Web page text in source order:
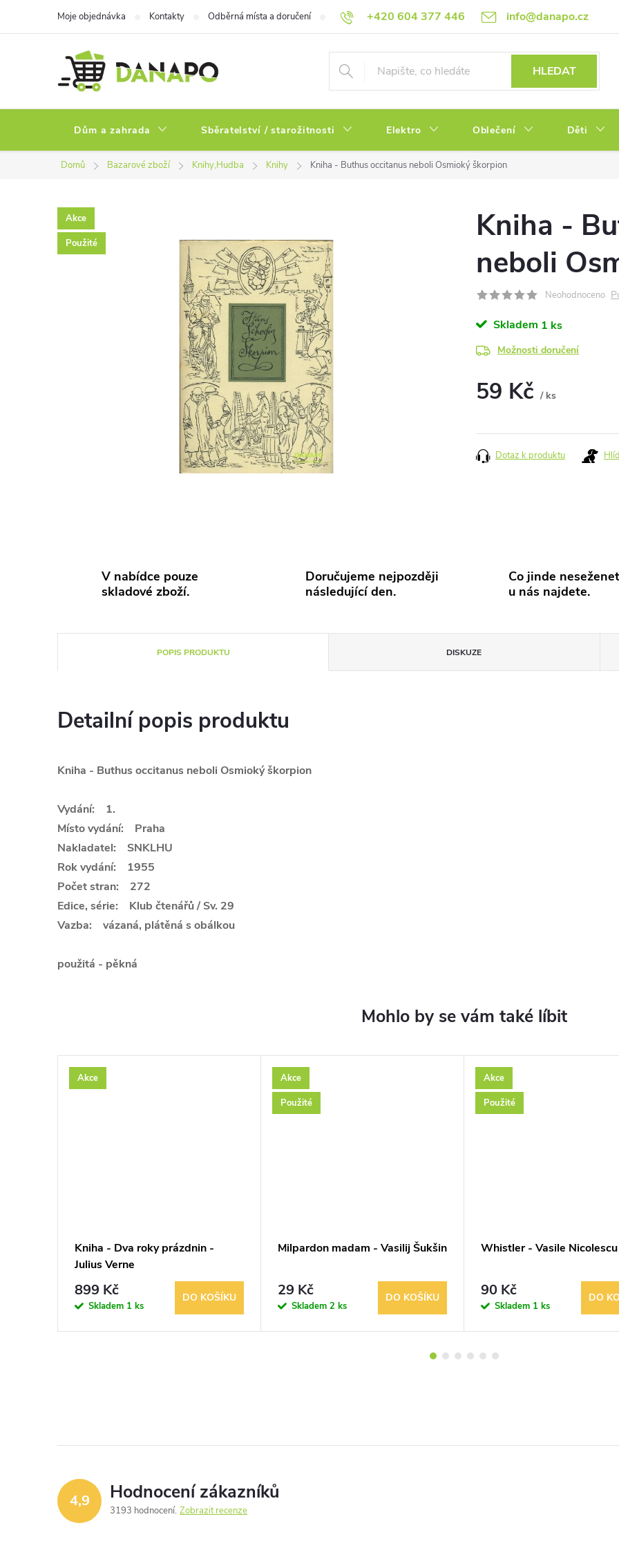
+420 604 377 446 info@danapo.cz
Moje objednávka Kontakty Odběrná místa a doručení Hodnocení obchodu Obchodní podmínky Reklamace a
HLEDAT
Dům a zahrada Sběratelství / starožitnosti Elektro Oblečení Děti
Domů Bazarové zboží Knihy,Hudba Knihy Kniha - Buthus occitanus neboli Osmioký škorpion
Akce
Použité
Kniha -
neboli
Neohodnoceno
Skladem 1 ks
Možnosti doručení
59 Kč / ks
Dotaz k produktu
V nabídce pouze
skladové zboží.
Doručujeme nejpozději
následující den.
Co jinde
u nás najdete.
POPIS PRODUKTU DISKUZE
Detailní popis produktu
Kniha - Buthus occitanus neboli Osmioký škorpion
Vydání: 1.
Místo vydání: Praha
Nakladatel: SNKLHU
Rok vydání: 1955
Počet stran: 272
Edice, série: Klub čtenářů / Sv. 29
Vazba: vázaná, plátěná s obálkou
použitá - pěkná
Akce
Kniha - Dva roky prázdnin -
Julius Verne
899 Kč
Skladem 1 ks
DO KOŠÍKU
Akce
Použité
Milpardon madam - Vasilij Šukšin
29 Kč
Skladem 2 ks
DO KOŠÍKU
Akce
Použité
Whistler - Vasile Nicolescu
90 Kč
Skladem 1 ks
DO
4,9 Hodnocení zákazníků
3193 hodnocení Zobrazit recenze